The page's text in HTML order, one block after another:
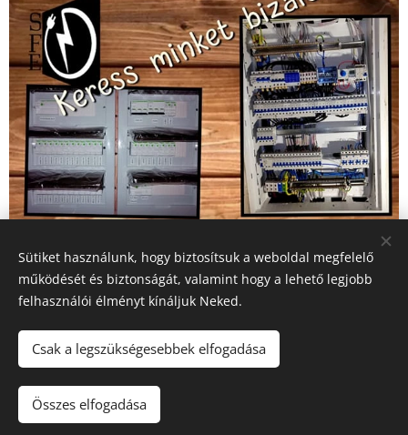
Tel.:+36 30 218 8922
Smart Flex Energy Kft.
Sütiket használunk, hogy biztosítsuk a weboldal megfelelő
működését és biztonságát, valamint hogy a lehető legjobb
felhasználói élményt kínáljuk Neked.
Csak a legszükségesebbek elfogadása
Összes elfogadása